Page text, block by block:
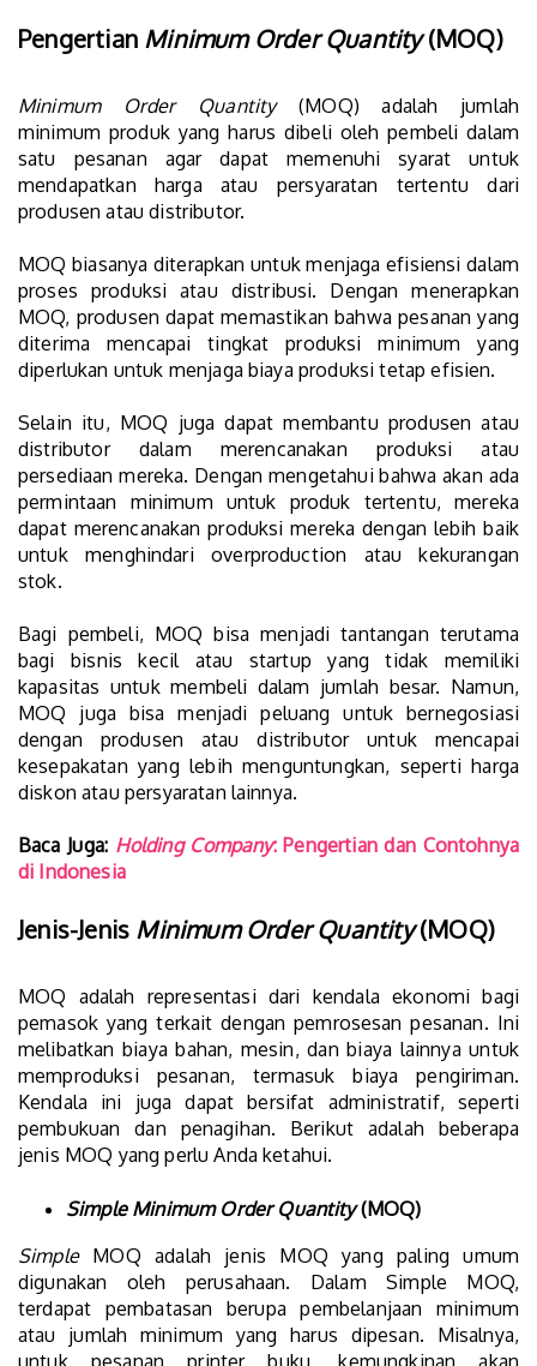
Pengertian Minimum Order Quantity(MOQ)
Minimum Order Quantity(MOQ) adalah jumlah
minimum produk yang harus dibeli oleh pembeli dalam
satu pesanan agar dapat memenuhi syarat untuk
mendapatkan harga atau persyaratan tertentu dari
produsen atau distributor.
MOQ biasanya diterapkan untuk menjaga efisiensi dalam
proses produksi atau distribusi. Dengan menerapkan
MOQ, produsen dapat memastikan bahwa pesanan yang
diterima mencapai tingkat produksi minimum yang
diperlukan untuk menjaga biaya produksi tetap efisien.
Selain itu, MOQ juga dapat membantu produsen atau
distributor dalam merencanakan produksi atau
persediaan mereka. Dengan mengetahui bahwa akan ada
permintaan minimum untuk produk tertentu, mereka
dapat merencanakan produksi mereka dengan lebih baik
untuk menghindari overproduction atau kekurangan
stok.
Bagi pembeli, MOQ bisa menjadi tantangan terutama
bagi bisnis kecil atau startup yang tidak memiliki
kapasitas untuk membeli dalam jumlah besar. Namun,
MOQ juga bisa menjadi peluang untuk bernegosiasi
dengan produsen atau distributor untuk mencapai
kesepakatan yang lebih menguntungkan, seperti harga
diskon atau persyaratan lainnya.
Baca Juga: Holding Company: Pengertian dan Contohnya
di Indonesia
Jenis-Jenis Minimum Order Quantity(MOQ)
MOQ adalah representasi dari kendala ekonomi bagi
pemasok yang terkait dengan pemrosesan pesanan. Ini
melibatkan biaya bahan, mesin, dan biaya lainnya untuk
memproduksi pesanan, termasuk biaya pengiriman.
Kendala ini juga dapat bersifat administratif, seperti
pembukuan dan penagihan. Berikut adalah beberapa
jenis MOQ yang perlu Anda ketahui.
Simple Minimum Order Quantity(MOQ)
SimpleMOQ adalah jenis MOQ yang paling umum
digunakan oleh perusahaan. Dalam Simple MOQ,
terdapat pembatasan berupa pembelanjaan minimum
atau jumlah minimum yang harus dipesan. Misalnya,
untuk pesanan printer buku, kemungkinan akan